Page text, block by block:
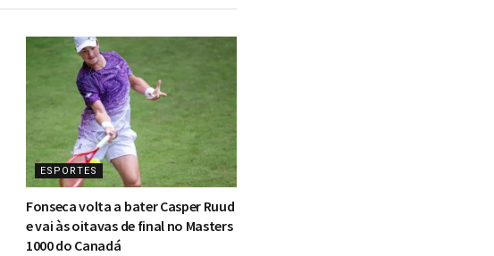
ESPORTES
Fonseca volta a bater Casper Ruud
e vai às oitavas de final no Masters
1000 do Canadá